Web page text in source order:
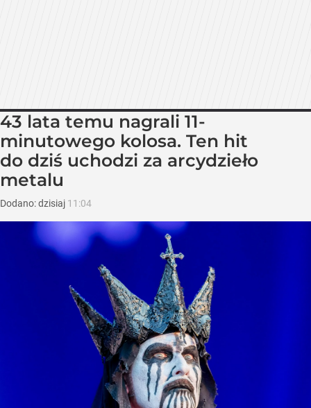
43 lata temu nagrali 11-
minutowego kolosa. Ten hit
do dziś uchodzi za arcydzieło
metalu
Dodano:dzisiaj 11:04